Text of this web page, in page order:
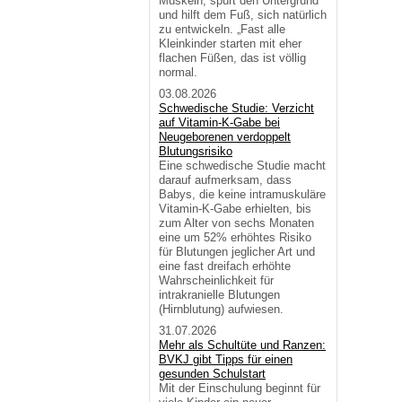
und hilft dem Fuß, sich natürlich
zu entwickeln. „Fast alle
Kleinkinder starten mit eher
flachen Füßen, das ist völlig
normal.
03.08.2026
Schwedische Studie: Verzicht
auf Vitamin-K-Gabe bei
Neugeborenen verdoppelt
Blutungsrisiko
Eine schwedische Studie macht
darauf aufmerksam, dass
Babys, die keine intramuskuläre
Vitamin-K-Gabe erhielten, bis
zum Alter von sechs Monaten
eine um 52% erhöhtes Risiko
für Blutungen jeglicher Art und
eine fast dreifach erhöhte
Wahrscheinlichkeit für
intrakranielle Blutungen
(Hirnblutung) aufwiesen.
31.07.2026
Mehr als Schultüte und Ranzen:
BVKJ gibt Tipps für einen
gesunden Schulstart
Mit der Einschulung beginnt für